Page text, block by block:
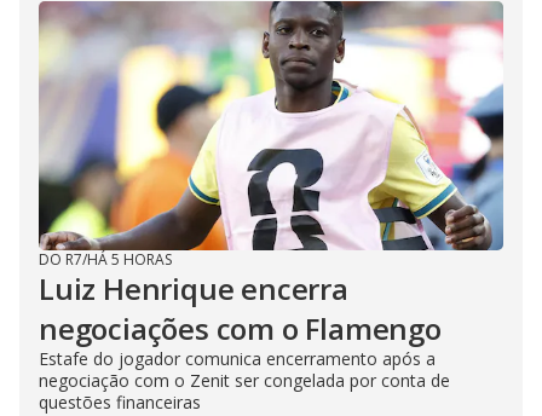
DO R7/HÁ 5 HORAS
Luiz Henrique encerra
negociações com o Flamengo
Estafe do jogador comunica encerramento após a
negociação com o Zenit ser congelada por conta de
questões financeiras